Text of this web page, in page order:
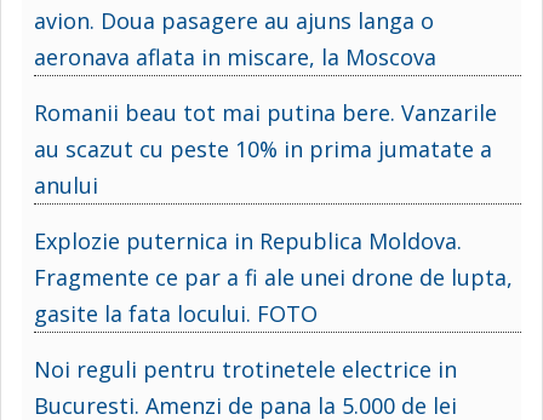
avion. Doua pasagere au ajuns langa o
aeronava aflata in miscare, la Moscova
Romanii beau tot mai putina bere. Vanzarile
au scazut cu peste 10% in prima jumatate a
anului
Explozie puternica in Republica Moldova.
Fragmente ce par a fi ale unei drone de lupta,
gasite la fata locului. FOTO
Noi reguli pentru trotinetele electrice in
Bucuresti. Amenzi de pana la 5.000 de lei